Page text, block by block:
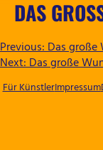
DAS
Previous:Das große
Next:Das große
Für KünstlerImpressum